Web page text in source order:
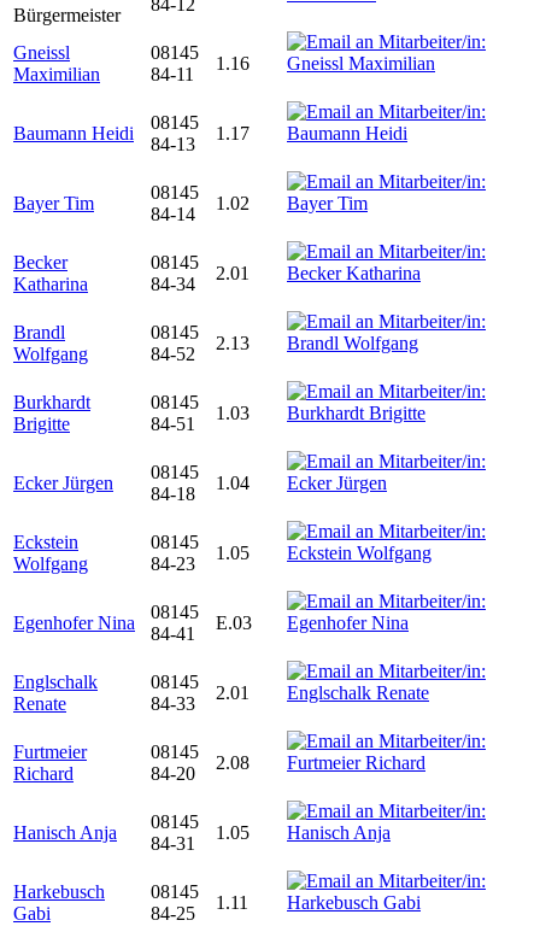
Bürgermeister
84-12
Gneissl
Maximilian
08145
84-11
1.16
Baumann Heidi
08145
84-13
1.17
Bayer Tim
08145
84-14
1.02
Becker
Katharina
08145
84-34
2.01
Brandl
Wolfgang
08145
84-52
2.13
Burkhardt
Brigitte
08145
84-51
1.03
Ecker Jürgen
08145
84-18
1.04
Eckstein
Wolfgang
08145
84-23
1.05
Egenhofer Nina
08145
84-41
E.03
Englschalk
Renate
08145
84-33
2.01
Furtmeier
Richard
08145
84-20
2.08
Hanisch Anja
08145
84-31
1.05
Harkebusch
Gabi
08145
84-25
1.11